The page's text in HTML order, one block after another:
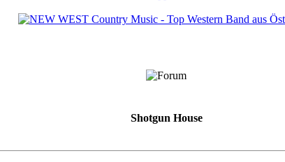
Shotgun House